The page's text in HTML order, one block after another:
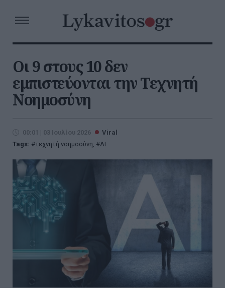
Οι 9 στους 10 δεν
εμπιστεύονται την Τεχνητή
Νοημοσύνη
00:01 | 03 Ιουλίου 2026
Viral
Tags:
τεχνητή νοημοσύνη, AI